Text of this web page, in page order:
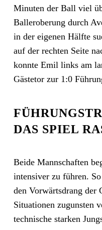
Minuten der Ball viel
Balleroberung durch
in der eigenen Hälfte
auf der rechten Seite
konnte Emil links am
Gästetor zur 1:0
DAS SPIEL
Beide Mannschaften
intensiver zu führen.
den Vorwärtsdrang der
Situationen zugunsten
technische starken